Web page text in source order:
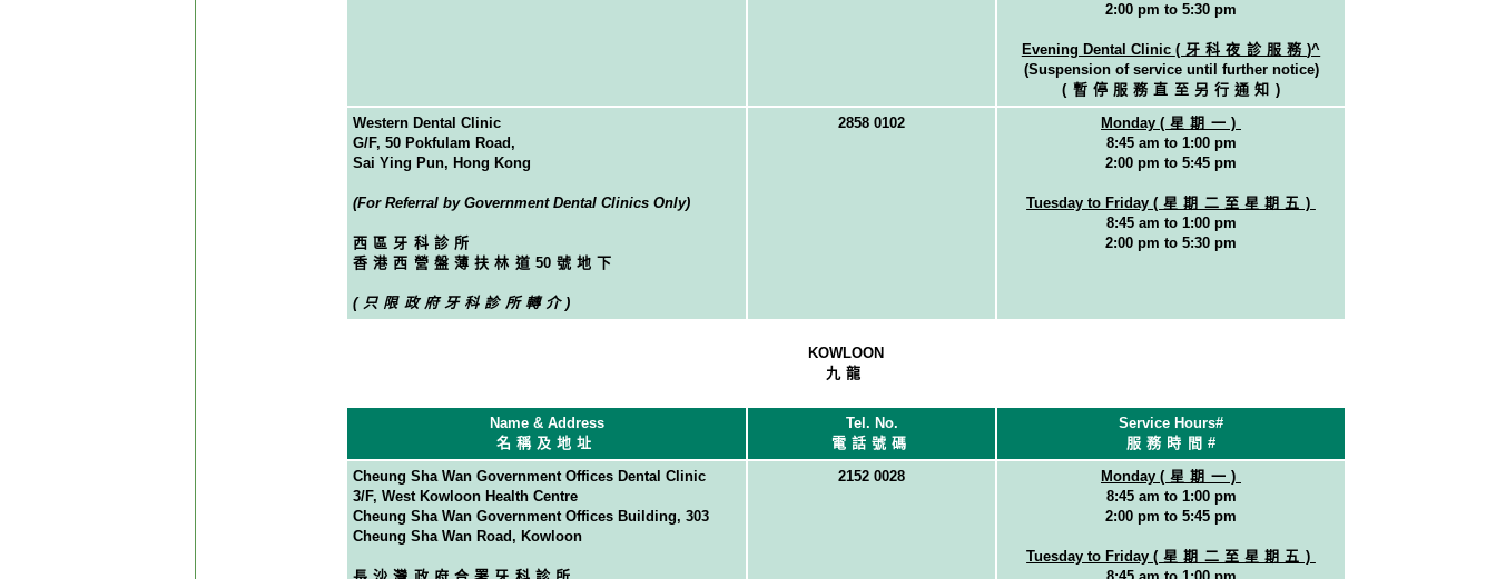
2:00 pm to 5:30 pm
Evening Dental Clinic (牙科夜診服務)^
(Suspension of service until further notice)
(暫停服務直至另行通知 )
Western Dental Clinic
G/F, 50 Pokfulam Road,
Sai Ying Pun, Hong Kong
(For Referral by Government Dental Clinics Only)
西區牙科診所
香港西營盤薄扶林道 50號地下
(只限政府牙科診所轉介)
2858 0102 Monday (星期一)
8:45 am to 1:00 pm
2:00 pm to 5:45 pm
Tuesday to Friday(星期二至星期五)
8:45 am to 1:00 pm
2:00 pm to 5:30 pm
KOWLOON
九龍
Name & Address
名稱及地址
Tel. No.
電話號碼
Service Hours#
服務時間 #
Cheung Sha Wan Government Offices Dental Clinic
3/F, West Kowloon Health Centre
Cheung Sha Wan Government Offices Building, 303
Cheung Sha Wan Road, Kowloon
2152 0028 Monday (星期一)
8:45 am to 1:00 pm
2:00 pm to 5:45 pm
Tuesday to Friday(星期二至星期五)